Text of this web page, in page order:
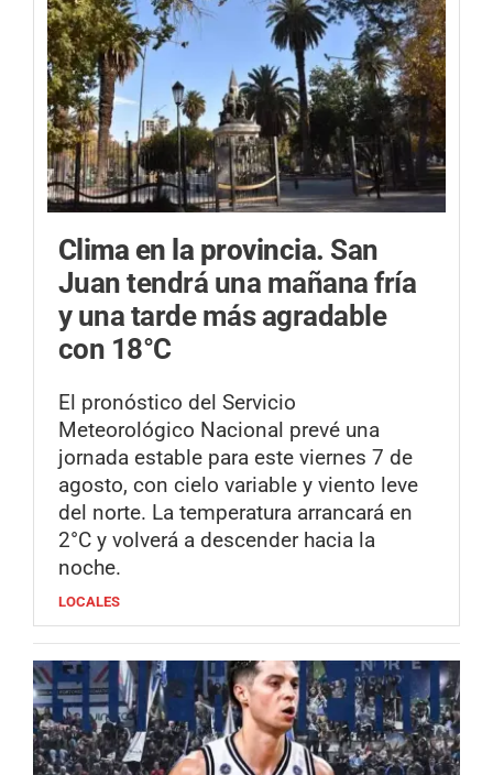
Clima en la provincia. San
Juan tendrá una mañana fría
y una tarde más agradable
con 18°C
El pronóstico del Servicio
Meteorológico Nacional prevé una
jornada estable para este viernes 7 de
agosto, con cielo variable y viento leve
del norte. La temperatura arrancará en
2°C y volverá a descender hacia la
noche.
LOCALES